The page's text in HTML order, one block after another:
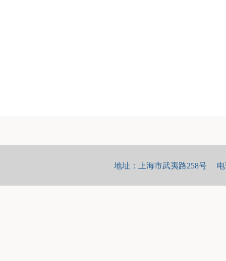
地址：上海市武夷路258号